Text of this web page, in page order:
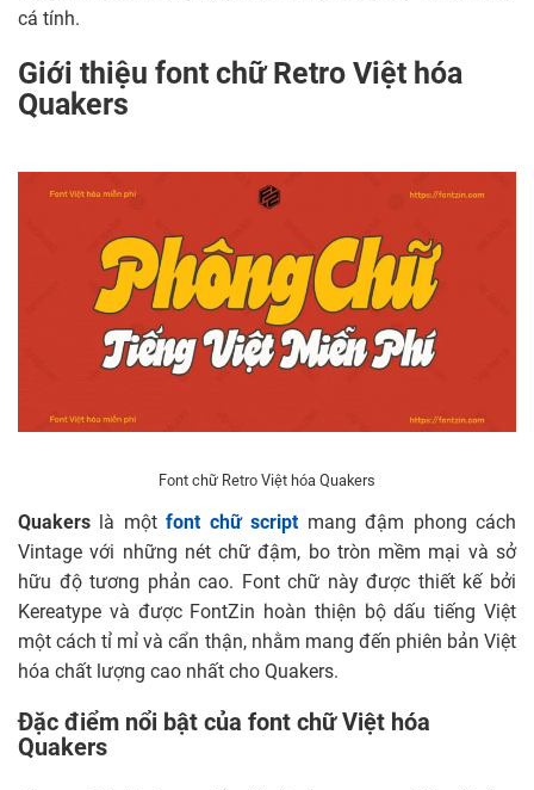
cá tính.
Giới thiệu font chữ Retro Việt hóa
Quakers
Font chữ Retro Việt hóa Quakers
Quakers là mộtfont chữ script mang đậm phong cách
Vintage với những nét chữ đậm, bo tròn mềm mại và sở
hữu độ tương phản cao. Font chữ này được thiết kế bởi
Kereatype và được FontZin hoàn thiện bộ dấu tiếng Việt
một cách tỉ mỉ và cẩn thận, nhằm mang đến phiên bản Việt
hóa chất lượng cao nhất cho Quakers.
Đặc điểm nổi bật của font chữ Việt hóa
Quakers